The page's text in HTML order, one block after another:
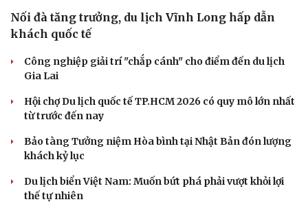
VĂN HÓA
Cần một hệ sinh thái trách nhiệm để ngăn âm
nhạc lệch chuẩn
Khi bảo tàng đưa hiện vật bước ra khỏi tủ kính trò
chuyện cùng công chúng
Ấn tượng khai mạc Festival võ thuật quốc tế Hà Nội năm
2026
Khai mạc Liên hoan Lân Sư Rồng quốc tế và Lễ hội
đường phố Quy Nhơn - Gia Lai